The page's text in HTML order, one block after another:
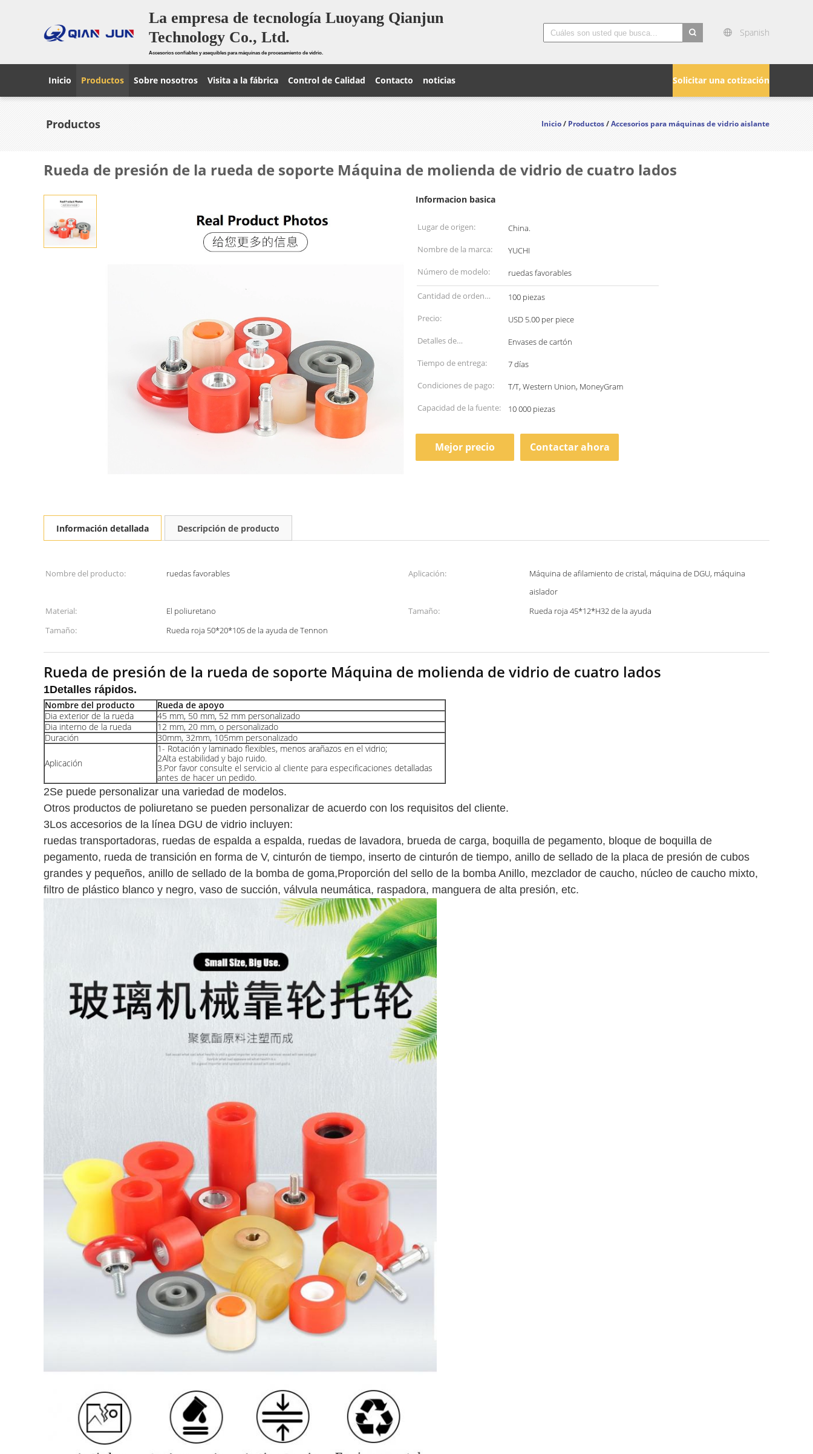
La empresa de tecnología Luoyang Qianjun
Technology Co., Ltd.
Accesorios confiables y asequibles para máquinas de procesamiento de vidrio.
Spanish
Solicitar una cotización
Inicio Productos Sobre nosotros Visita a la fábrica Control de Calidad Contacto noticias
Productos Inicio/Productos/Accesorios para máquinas de vidrio aislante
Rueda de presión de la rueda de soporte Máquina de molienda de vidrio de cuatro lados
Informacion basica
Lugar de origen:
China.
Nombre de la marca:
YUCHI
Número de modelo:
ruedas favorables
Cantidad de orden
mínima:
100 piezas
Precio:
USD 5.00 per piece
Detalles de
empaquetado:
Envases de cartón
Tiempo de entrega:
7 días
Condiciones de pago:
T/T, Western Union, MoneyGram
Capacidad de la fuente:
10 000 piezas
Mejor precio Contactar ahora
Información detallada Descripción de producto
Nombre del producto: ruedas favorables Aplicación:
Máquina de afilamiento de cristal, máquina de DGU, máquina
aislador
Material:
El poliuretano Tamaño:
Rueda roja 45*12*H32 de la ayuda
Tamaño:
Rueda roja 50*20*105 de la ayuda de Tennon
Rueda de presión de la rueda de soporte Máquina de molienda de vidrio de cuatro lados
1Detalles rápidos.
Nombre del producto
Rueda de apoyo
Dia exterior de la rueda
45 mm, 50 mm, 52 mm personalizado
Dia interno de la rueda
12 mm, 20 mm, o personalizado
Duración
30mm, 32mm, 105mm personalizado
Aplicación
1- Rotación y laminado flexibles, menos arañazos en el vidrio;
2Alta estabilidad y bajo ruido.
3.Por favor consulte el servicio al cliente para especificaciones detalladas
antes de hacer un pedido.
2Se puede personalizar una variedad de modelos.
Otros productos de poliuretano se pueden personalizar de acuerdo con los requisitos del cliente.
3Los accesorios de la línea DGU de vidrio incluyen:
ruedas transportadoras, ruedas de espalda a espalda, ruedas de lavadora, brueda de carga, boquilla de pegamento, bloque de boquilla de
pegamento, rueda de transición en forma de V, cinturón de tiempo, inserto de cinturón de tiempo, anillo de sellado de la placa de presión de cubos
grandes y pequeños, anillo de sellado de la bomba de goma,Proporción del sello de la bomba Anillo, mezclador de caucho, núcleo de caucho mixto,
filtro de plástico blanco y negro, vaso de succión, válvula neumática, raspadora, manguera de alta presión, etc.